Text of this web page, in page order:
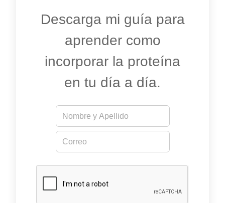
Descarga mi guía para
aprender como
incorporar la proteína
en tu día a día.
*
E
l
N
m
*
E
a
i